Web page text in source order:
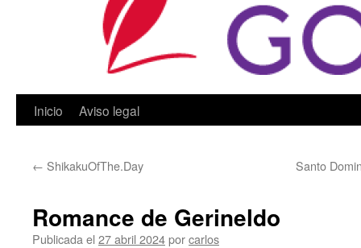
Inicio Aviso legal
← ShikakuOfThe.Day Santo
Romance de Gerineldo
Publicada el 27 abril 2024porcarlos